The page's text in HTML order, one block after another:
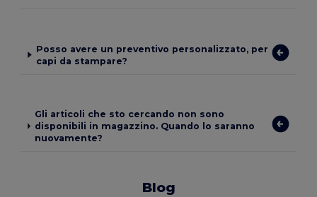
Posso avere un preventivo personalizzato, per
capi da stampare?
Gli articoli che sto cercando non sono
disponibili in magazzino. Quando lo saranno
nuovamente?
Blog